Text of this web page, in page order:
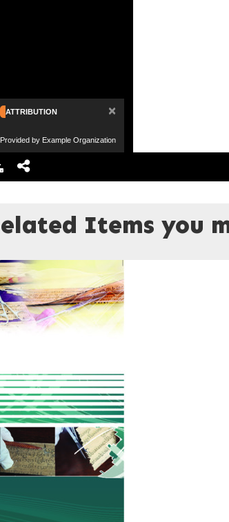
ATTRIBUTION ×
Provided by Example Organization
Items you